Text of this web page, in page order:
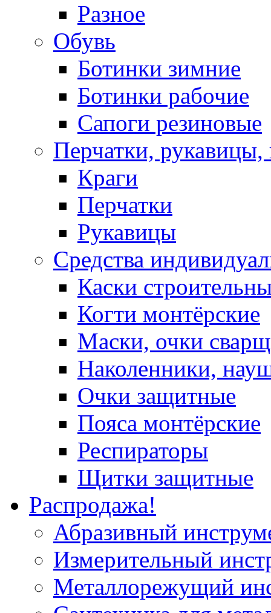
Разное
Обувь
Ботинки зимние
Ботинки рабочие
Сапоги резиновые
Перчатки, рукавицы,
Краги
Перчатки
Рукавицы
Средства
Каски
Когти монтёрские
Маски, очки
Наколенники,
Очки защитные
Пояса монтёрские
Респираторы
Щитки защитные
Распродажа!
Абразивный
Измерительный
Металлорежущий